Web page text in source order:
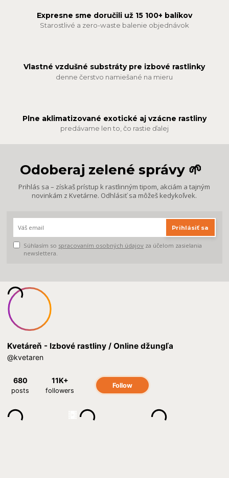
Expresne sme doručili už 15 100+ balíkov
Starostlivé a zero-waste balenie objednávok
Vlastné vzdušné substráty pre izbové rastlinky
denne čerstvo namiešané na mieru
Plne aklimatizované exotické aj vzácne rastliny
predávame len to, čo rastie ďalej
Odoberaj zelené správy 🌱
Prihlás sa – získaš prístup k rastlinným tipom, akciám a tajným
novinkám z Kvetárne. Odhlásiť sa môžeš kedykoľvek.
Prihlásiť sa
Súhlasím so spracovaním osobných údajov za účelom zasielania
newslettera.